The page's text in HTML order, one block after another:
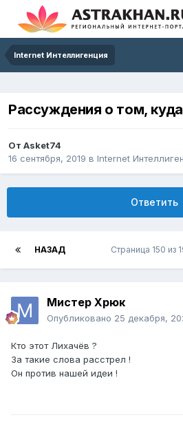
Internet Интеллигенция
Рассуждения о том,
От Asket74
16 сентября, 2019 в Internet
Ответить
НАЗАД Страница 150 из
Мистер Хрюк
Опубликовано 25 декабря,
Кто этот Лихачёв ?
За такие слова расстрел !
Он против нашей идеи !